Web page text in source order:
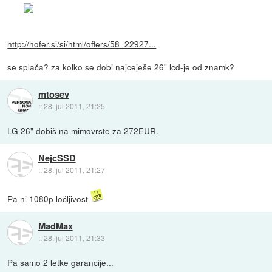
http://hofer.si/si/html/offers/58_22927...
se splača? za kolko se dobi najceješe 26" lcd-je od znamk?
mtosev
::28. jul 2011, 21:25
LG 26" dobiš na mimovrste za 272EUR.
NejcSSD
::28. jul 2011, 21:27
Pa ni 1080p ločljivost
MadMax
::28. jul 2011, 21:33
Pa samo 2 letke garancije...